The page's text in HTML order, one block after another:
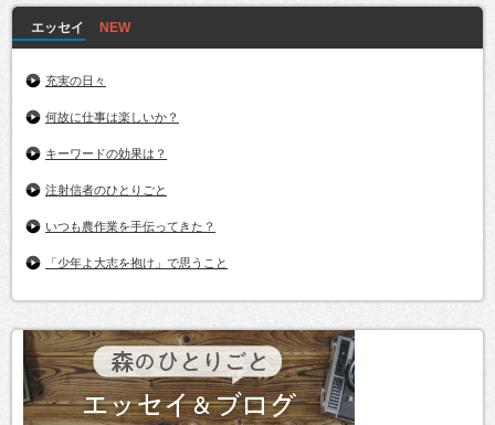
エッセイ
充実の日々
何故に仕事は楽しいか？
キーワードの効果は？
注射信者のひとりごと
いつも農作業を手伝ってきた？
「少年よ大志を抱け」で思うこと